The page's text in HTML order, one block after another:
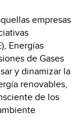
empresas
Energías
de Gases
y dinamizar la
renovables,
de los